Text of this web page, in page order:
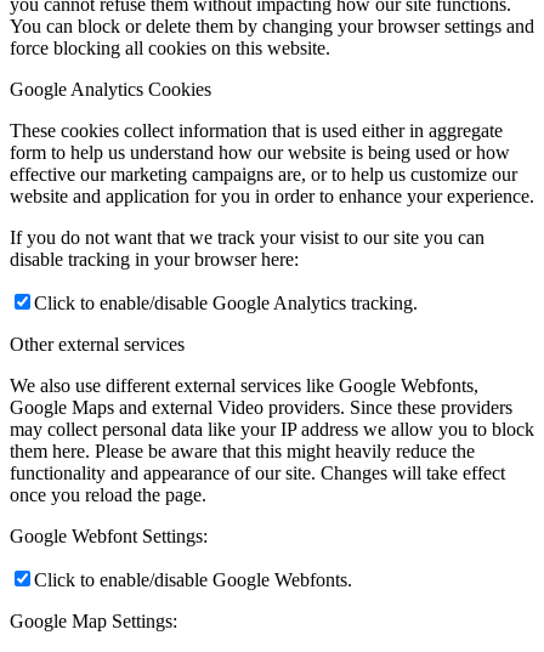
you cannot refuse them without impacting how our site functions.
You can block or delete them by changing your browser settings and
force blocking all cookies on this website.
Google Analytics Cookies
These cookies collect information that is used either in aggregate
form to help us understand how our website is being used or how
effective our marketing campaigns are, or to help us customize our
website and application for you in order to enhance your experience.
If you do not want that we track your visist to our site you can
disable tracking in your browser here:
Click to enable/disable Google Analytics tracking.
Other external services
We also use different external services like Google Webfonts,
Google Maps and external Video providers. Since these providers
may collect personal data like your IP address we allow you to block
them here. Please be aware that this might heavily reduce the
functionality and appearance of our site. Changes will take effect
once you reload the page.
Google Webfont Settings:
Click to enable/disable Google Webfonts.
Google Map Settings: